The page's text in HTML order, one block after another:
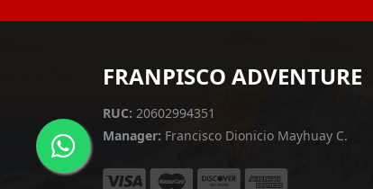
FRANPISCO ADVENTURE
RUC: 20602994351
Manager: Francisco Dionicio Mayhuay C.